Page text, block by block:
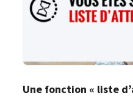
Une fonction « liste